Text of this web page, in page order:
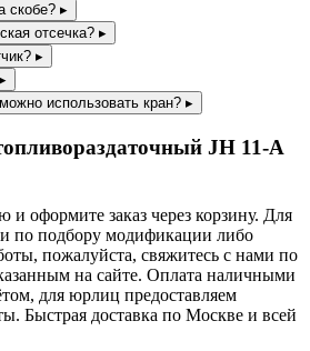
скобе? ▸
отсечка? ▸
▸
▸
использовать кран? ▸
JH 11-A
оформите заказ через корзину. Для
по подбору модификации либо
пожалуйста, свяжитесь с нами по
на сайте. Оплата наличными
для юрлиц предоставляем
Быстрая доставка по Москве и всей